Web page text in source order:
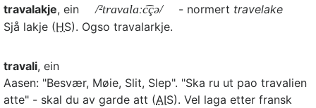
travalakje, ein /²travalaːc͡çə/ - normert travelake
Sjå lakje (HS). Ogso travalarkje.
travali, ein
Aasen: "Besvær, Møie, Slit, Slep". "Ska ru ut pao travalien
atte" - skal du av garde att (AIS). Vel laga etter fransk